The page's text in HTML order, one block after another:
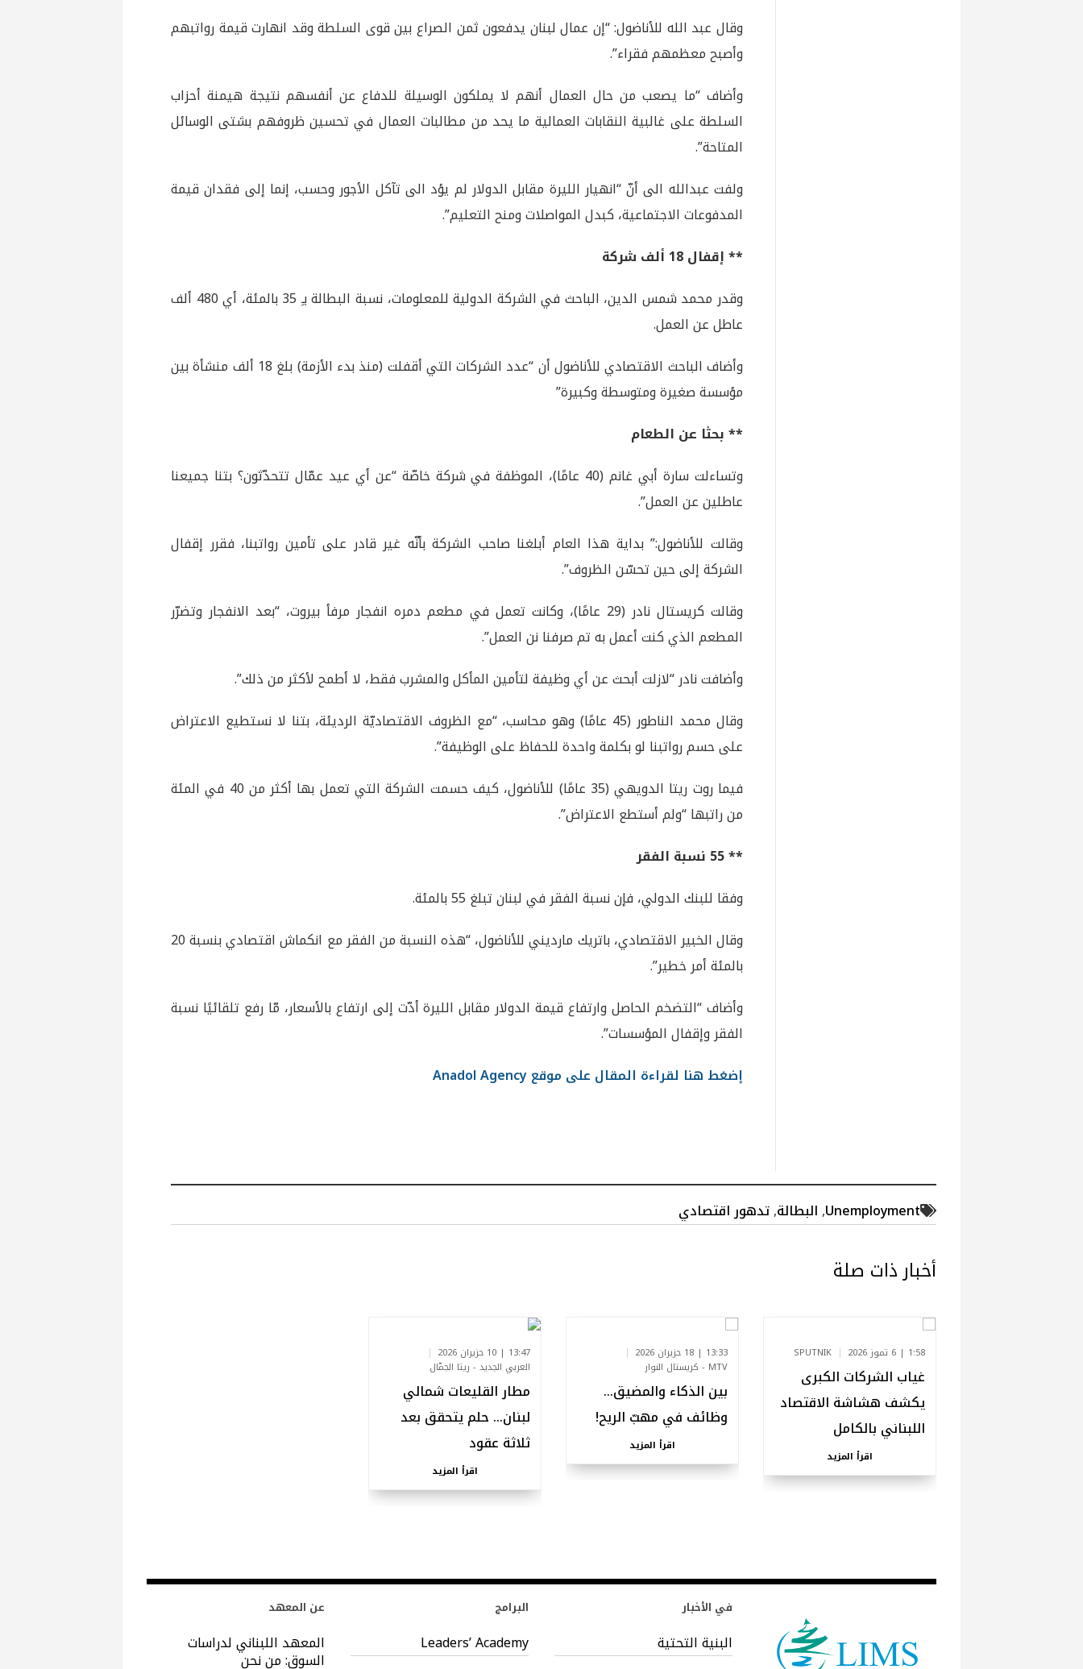
وقال عبد الله للأناضول: “إن عمال لبنان يدفعون ثمن الصراع بين قوى السلطة وقد انهارت قيمة رواتبهم
وأصبح معظمهم فقراء”.
وأضاف “ما يصعب من حال العمال أنهم لا يملكون الوسيلة للدفاع عن أنفسهم نتيجة هيمنة أحزاب
السلطة على غالبية النقابات العمالية ما يحد من مطالبات العمال في تحسين ظروفهم بشتى الوسائل
المتاحة”.
ولفت عبدالله الى أنّ “انهيار الليرة مقابل الدولار لم يؤد الى تآكل الأجور وحسب، إنما إلى فقدان قيمة
المدفوعات الاجتماعية، كبدل المواصلات ومنح التعليم”.
** إقفال 18 ألف شركة
وقدر محمد شمس الدين، الباحث في الشركة الدولية للمعلومات، نسبة البطالة بـِ 35 بالمئة، أي 480 ألف
عاطل عن العمل.
وأضاف الباحث الاقتصادي للأناضول أن “عدد الشركات التي أقفلت (منذ بدء الأزمة) بلغ 18 ألف منشأة بين
مؤسسة صغيرة ومتوسطة وكبيرة”
** بحثا عن الطعام
وتساءلت سارة أبي غانم (40 عامًا)، الموظفة في شركة خاصّة “عن أي عيد عمّال تتحدّثون؟ بتنا جميعنا
عاطلين عن العمل”.
وقالت للأناضول:” بداية هذا العام أبلغنا صاحب الشركة بأنّه غير قادر على تأمين رواتبنا، فقرر إقفال
الشركة إلى حين تحسّن الظروف”.
وقالت كريستال نادر (29 عامًا)، وكانت تعمل في مطعم دمره انفجار مرفأ بيروت، “بعد الانفجار وتضرّر
المطعم الذي كنت أعمل به تم صرفنا نن العمل”.
وأضافت نادر “لازلت أبحث عن أي وظيفة لتأمين المأكل والمشرب فقط، لا أطمح لأكثر من ذلك”.
وقال محمد الناطور (45 عامًا) وهو محاسب، “مع الظروف الاقتصاديّة الرديئة، بتنا لا نستطيع الاعتراض
على حسم رواتبنا لو بكلمة واحدة للحفاظ على الوظيفة”.
فيما روت ريتا الدويهي (35 عامًا) للأناضول، كيف حسمت الشركة التي تعمل بها أكثر من 40 في المئة
من راتبها “ولم أستطع الاعتراض”.
** 55 نسبة الفقر
وفقا للبنك الدولي، فإن نسبة الفقر في لبنان تبلغ 55 بالمئة.
وقال الخبير الاقتصادي، باتريك مارديني للأناضول، “هذه النسبة من الفقر مع انكماش اقتصادي بنسبة 20
بالمئة أمر خطير”.
وأضاف “التضخم الحاصل وارتفاع قيمة الدولار مقابل الليرة أدّت إلى ارتفاع بالأسعار، مّا رفع تلقائيًا نسبة
الفقر وإقفال المؤسسات”.
إضغط هنا لقراءة المقال على موقع Anadol Agency
Unemployment
,البطالة,تدهور اقتصادي
أخبار ذات صلة
1:58 | 6 تموز 2026 SPUTNIK
غياب الشركات الكبرى
يكشف هشاشة الاقتصاد
اللبناني بالكامل
اقرأ المزيد
13:33 | 18 حزيران 2026
MTV - كريستال النوار
بين الذكاء والمضيق…
وظائف في مهبّ الريح!
اقرأ المزيد
13:47 | 10 حزيران 2026
العربي الجديد - ريتا الجمّال
مطار القليعات شمالي
لبنان… حلم يتحقق بعد
ثلاثة عقود
اقرأ المزيد
في الأخبار
البنية التحتية
البرامج
Leaders’ Academy
عن المعهد
المعهد اللبناني لدراسات
السوق: من نحن